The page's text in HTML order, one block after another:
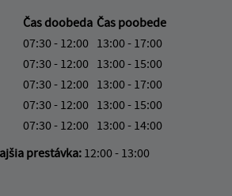
Čas doobeda Čas poobede
07:30 - 12:00 13:00 - 17:00
07:30 - 12:00 13:00 - 15:00
07:30 - 12:00 13:00 - 17:00
07:30 - 12:00 13:00 - 15:00
07:30 - 12:00 13:00 - 14:00
prestávka: 12:00 - 13:00